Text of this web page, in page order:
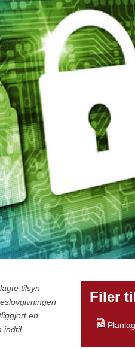
Filer
tilsyn
en
indtil